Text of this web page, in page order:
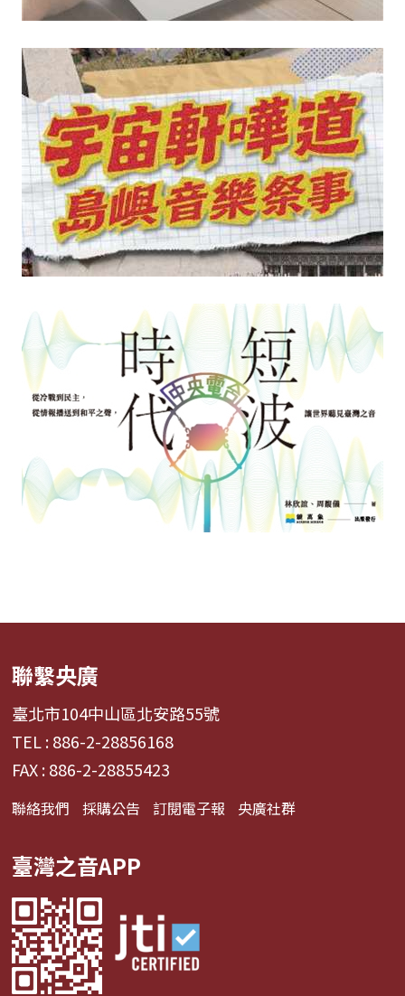
聯繫央廣
臺北市104中山區北安路55號
TEL : 886-2-28856168
FAX : 886-2-28855423
聯絡我們 採購公告 訂閱電子報 央廣社群
臺灣之音APP